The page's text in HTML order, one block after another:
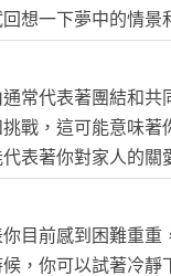
想一下夢中的情
常代表著團結和
戰，這可能意味
表著你對家人的關
目前感到困難重
，你可以試著冷